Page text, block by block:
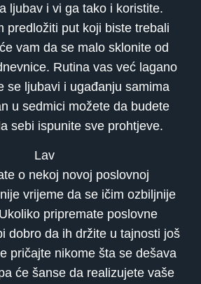
ljubav i vi ga tako i koristite.
predložiti put koji biste trebali
vam da se malo sklonite od
Rutina vas već lagano
se ljubavi i ugađanju samima
u sedmici možete da budete
sebi ispunite sve prohtjeve.
Lav
o nekoj novoj poslovnoj
vrijeme da se ičim ozbiljnije
pripremate poslovne
dobro da ih držite u tajnosti još
pričajte nikome šta se dešava
će šanse da realizujete vaše